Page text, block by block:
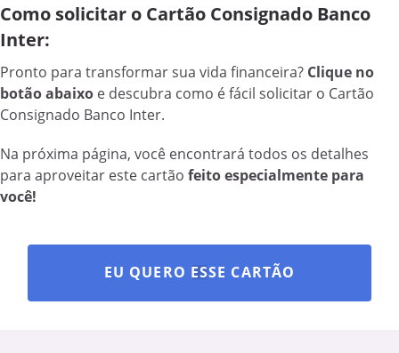
Como solicitar o Cartão Consignado Banco
Inter:
Pronto para transformar sua vida financeira? Clique no
botão abaixo e descubra como é fácil solicitar o Cartão
Consignado Banco Inter.
Na próxima página, você encontrará todos os detalhes
para aproveitar este cartão feito especialmente para
você!
EU QUERO ESSE CARTÃO